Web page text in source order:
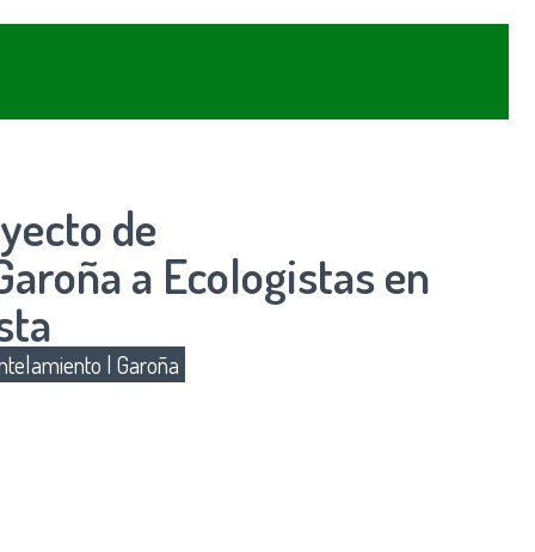
de
a Ecologistas en
| Garoña